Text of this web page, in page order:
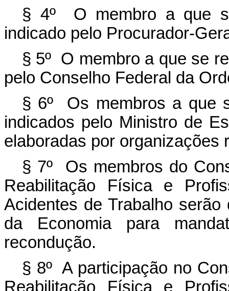
§ 4º O membro a que
indicado pelo Procurador-
§ 5º O membro a que se
pelo Conselho Federal da
§ 6º Os membros a que
indicados pelo Ministro de
elaboradas por organizações
§ 7º Os membros do
Reabilitação Física e
Acidentes de Trabalho
da Economia para
recondução.
§ 8º A participação no
Reabilitação Física e